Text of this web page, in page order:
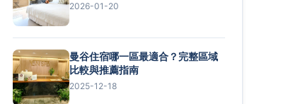
2026-01-20
曼谷住宿哪一區最適合？完整區域
比較與推薦指南
2025-12-18